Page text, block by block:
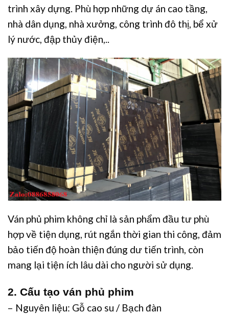
trình xây dựng. Phù hợp những dự án cao tầng,
nhà dân dụng, nhà xưởng, công trình đô thị, bể xử
lý nước, đập thủy điện,..
Ván phủ phim không chỉ là sản phẩm đầu tư phù
hợp về tiện dụng, rút ngắn thời gian thi công, đảm
bảo tiến độ hoàn thiện đúng dư tiến trình, còn
mang lại tiện ích lâu dài cho người sử dụng.
2. Cấu tạo ván phủ phim
– Nguyên liệu: Gỗ cao su / Bạch đàn